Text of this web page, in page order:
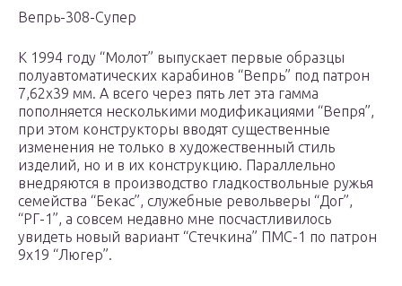
Вепрь-308-Супер
К 1994 году “Молот” выпускает первые образцы
полуавтоматических карабинов “Вепрь” под патрон
7,62х39 мм. А всего через пять лет эта гамма
пополняется несколькими модификациями “Вепря”,
при этом конструкторы вводят существенные
изменения не только в художественный стиль
изделий, но и в их конструкцию. Параллельно
внедряются в производство гладкоствольные ружья
семейства “Бекас”, служебные револьверы “Дог”,
“РГ-1”, а совсем недавно мне посчастливилось
увидеть новый вариант “Стечкина” ПМС-1 по патрон
9х19 “Люгер”.